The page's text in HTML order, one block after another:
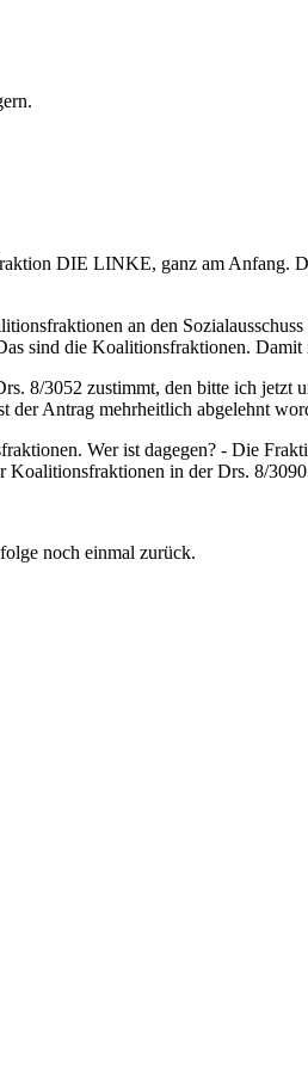
DIE LINKE, ganz am Anfang.
an den
die Koalitionsfraktionen. Damit
8/3052 zustimmt, den bitte ich
Antrag mehrheitlich abgelehnt
Wer ist dagegen? - Die
in der Drs. 8/
noch einmal zurück.